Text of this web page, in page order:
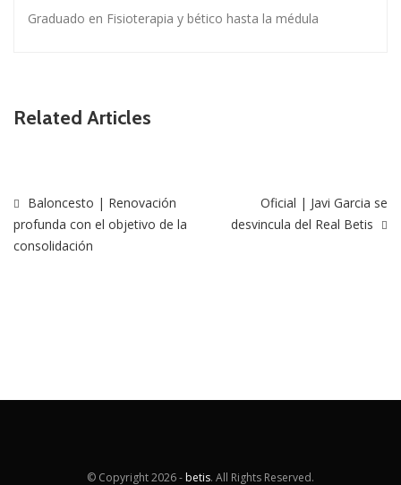
Graduado en Fisioterapia y bético hasta la médula
Related Articles
Baloncesto | Renovación
profunda con el objetivo de la
consolidación
Oficial | Javi Garcia se
desvincula del Real Betis
© Copyright2026 - betis. All Rights Reserved.